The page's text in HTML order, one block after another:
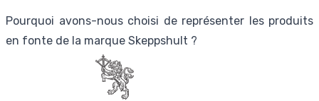
Pourquoi avons-nous choisi de représenter les produits
en fonte de la marque Skeppshult ?